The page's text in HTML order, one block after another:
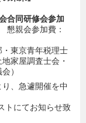
合同研修会参加
懇親会参加費：
東京青年税理士
家屋調査士会・
）
、急遽開催を中
トにてお知らせ致